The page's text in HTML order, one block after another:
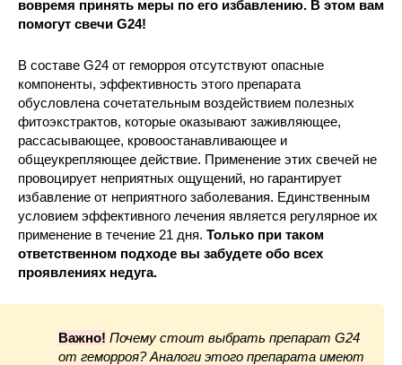
вовремя принять меры по его избавлению. В этом вам
помогут свечи G24!
В составе G24 от геморроя отсутствуют опасные
компоненты, эффективность этого препарата
обусловлена сочетательным воздействием полезных
фитоэкстрактов, которые оказывают заживляющее,
рассасывающее, кровоостанавливающее и
общеукрепляющее действие. Применение этих свечей не
провоцирует неприятных ощущений, но гарантирует
избавление от неприятного заболевания. Единственным
условием эффективного лечения является регулярное их
применение в течение 21 дня. Только при таком
ответственном подходе вы забудете обо всех
проявлениях недуга.
Важно! Почему стоит выбрать препарат G24
от геморроя? Аналоги этого препарата имеют